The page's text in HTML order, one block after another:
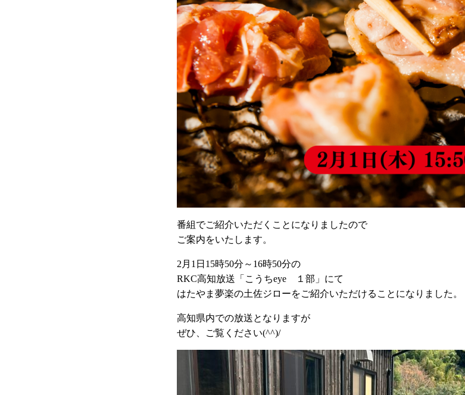
番組でご紹介いただくことになりましたので
ご案内をいたします。
2月1日15時50分～16時50分の
RKC高知放送「こうちeye １部」にて
はたやま夢楽の土佐ジローをご紹介いただけることになりました。
高知県内での放送となりますが
ぜひ、ご覧ください(^^)/